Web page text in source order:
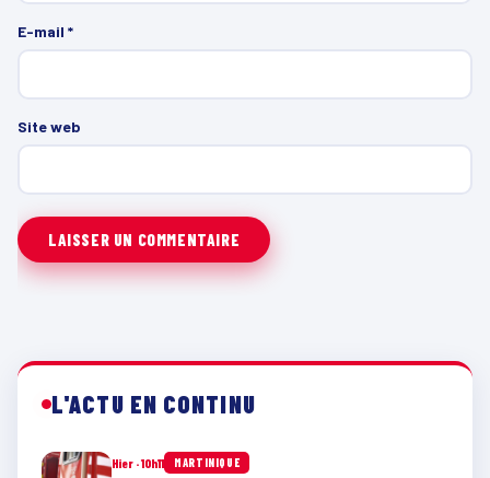
E-mail *
Site web
L'ACTU EN CONTINU
Hier · 10h11 MARTINIQUE